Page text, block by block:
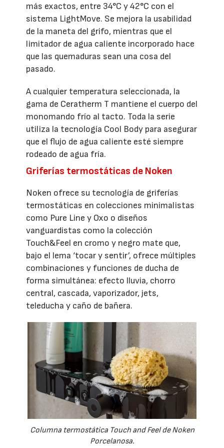
más exactos, entre 34°C y 42°C con el
sistema LightMove. Se mejora la usabilidad
de la maneta del grifo, mientras que el
limitador de agua caliente incorporado hace
que las quemaduras sean una cosa del
pasado.
A cualquier temperatura seleccionada, la
gama de Ceratherm T mantiene el cuerpo del
monomando frío al tacto. Toda la serie
utiliza la tecnología Cool Body para asegurar
que el flujo de agua caliente esté siempre
rodeado de agua fría.
Griferías termostáticas de Noken
Noken ofrece su tecnología de griferías
termostáticas en colecciones minimalistas
como Pure Line y Oxo o diseños
vanguardistas como la colección
Touch&Feel en cromo y negro mate que,
bajo el lema ‘tocar y sentir’, ofrece múltiples
combinaciones y funciones de ducha de
forma simultánea: efecto lluvia, chorro
central, cascada, vaporizador, jets,
teleducha y caño de bañera.
Columna termostática Touch and Feel de Noken
Porcelanosa.